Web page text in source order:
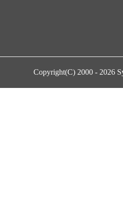
Copyright(C) 2000 - 2026